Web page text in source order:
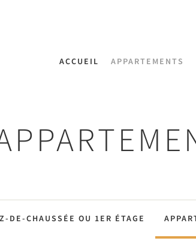
ACCUEIL APPARTEMENTS
DE-CHAUSSÉE OU 1ER ÉTAGE